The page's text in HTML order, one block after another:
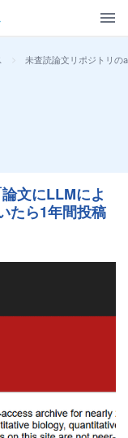
> 未査読論文リポジトリの
文にLLMによ
たら1年間投稿